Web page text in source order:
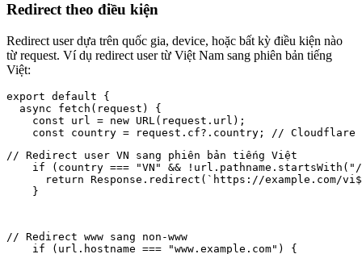
Redirect theo điều kiện
Redirect user dựa trên quốc gia, device, hoặc bất kỳ điều kiện nào
từ request. Ví dụ redirect user từ Việt Nam sang phiên bản tiếng
Việt:
export default {
  async fetch(request) {
    const url = new URL(request.url);
// Redirect user VN sang phiên bản tiếng Việt
if (country === "VN" &&
return Response.redirect(`https://example.com/
    }
// Redirect www sang non-www
    if (url.hostname === "www.example.com") {